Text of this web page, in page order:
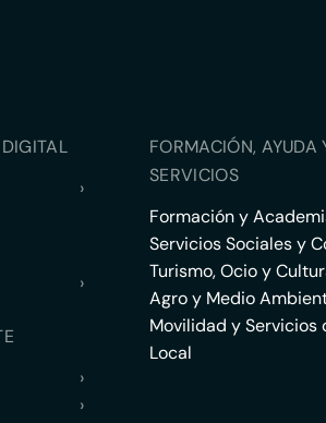
›
›
›
›
FORMACIÓN, AYUDA
SERVICIOS
Formación y
Servicios Sociales y
Turismo, Ocio y
Agro y Medio
Movilidad y Servicios
Local